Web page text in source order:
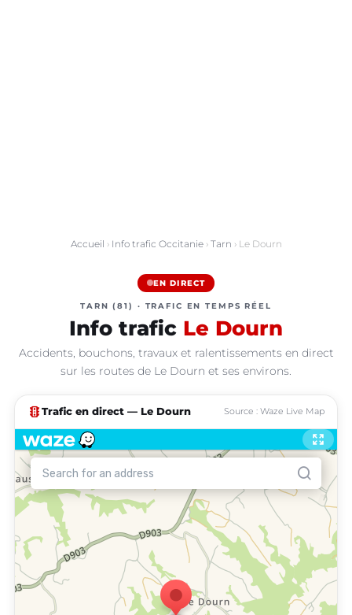
Accueil › Info trafic Occitanie› Tarn › Le Dourn
EN DIRECT
TARN (81) · TRAFIC EN TEMPS RÉEL
Info trafic Le Dourn
Accidents, bouchons, travaux et ralentissements en direct
sur les routes de Le Dourn et ses environs.
traffic Trafic en direct — Le Dourn Source : Waze Live Map